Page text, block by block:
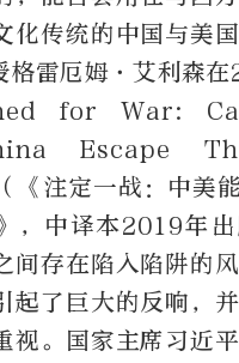
化传统的中国与美
格雷厄姆·艾利森在
for War:
Escape
《注定一战：中美
，中译本2019年
间存在陷入陷阱的
起了巨大的反响，
视。国家主席习近